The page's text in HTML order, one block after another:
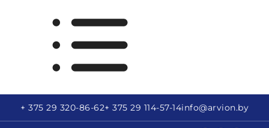
+ 375 29 320-86-62+ 375 29 114-57-14info@arvion.by